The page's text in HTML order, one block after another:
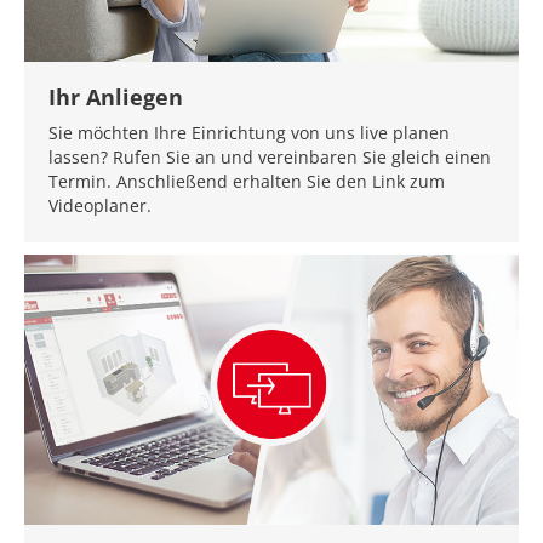
Ihr Anliegen
Sie möchten Ihre Einrichtung von uns live planen
lassen? Rufen Sie an und vereinbaren Sie gleich einen
Termin. Anschließend erhalten Sie den Link zum
Videoplaner.